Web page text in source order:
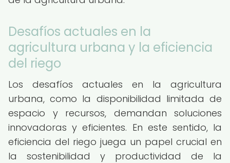
Desafíos actuales en la
agricultura urbana y la eficiencia
del riego
Los desafíos actuales en la agricultura
urbana, como la disponibilidad limitada de
espacio y recursos, demandan soluciones
innovadoras y eficientes. En este sentido, la
eficiencia del riego juega un papel crucial en
la sostenibilidad y productividad de la